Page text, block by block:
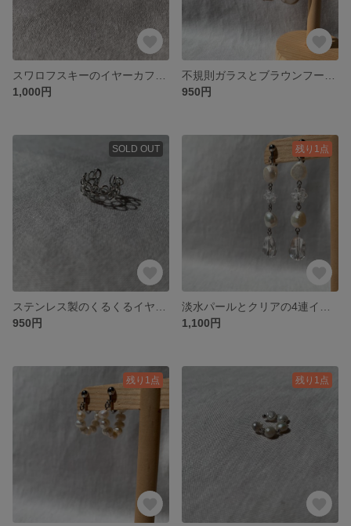
1,000円
950円
SOLD OUT
950円
残り1点
1,100円
残り1点 残り1点